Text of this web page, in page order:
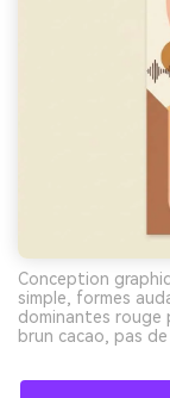
Conception
simple, formes
dominantes rouge
brun cacao, pas